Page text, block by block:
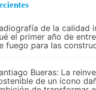
de la calidad
el primer año de
fuego para las
Bueras: La
de un ícono